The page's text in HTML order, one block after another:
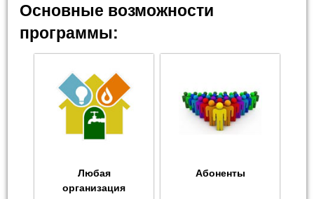
Основные возможности
программы:
Любая
организация
Абоненты